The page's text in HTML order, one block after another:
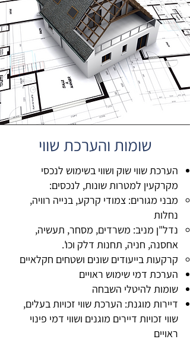
שומות והערכת שווי
הערכת שווי שוק ושווי בשימוש לנכסי
מקרקעין למטרות שונות, לנכסים:
מבני מגורים: צמודי קרקע, בנייה רוויה,
נחלות
נדל"ן מניב: משרדים, מסחר, תעשיה,
אחסנה, חניה, תחנות דלק וכו'.
קרקעות בייעודים שונים ושטחים חקלאיים
הערכת דמי שימוש ראויים
שומות להיטלי השבחה
דיירות מוגנת: הערכת שווי זכויות בעלים,
שווי זכויות דיירים מוגנים ושווי דמי פינוי
ראויים